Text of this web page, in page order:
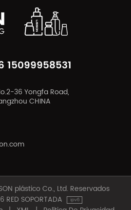
15099958531
36 Yongfa Road,
CHINA
plástico Co., Ltd. Reservados
SOPORTADA